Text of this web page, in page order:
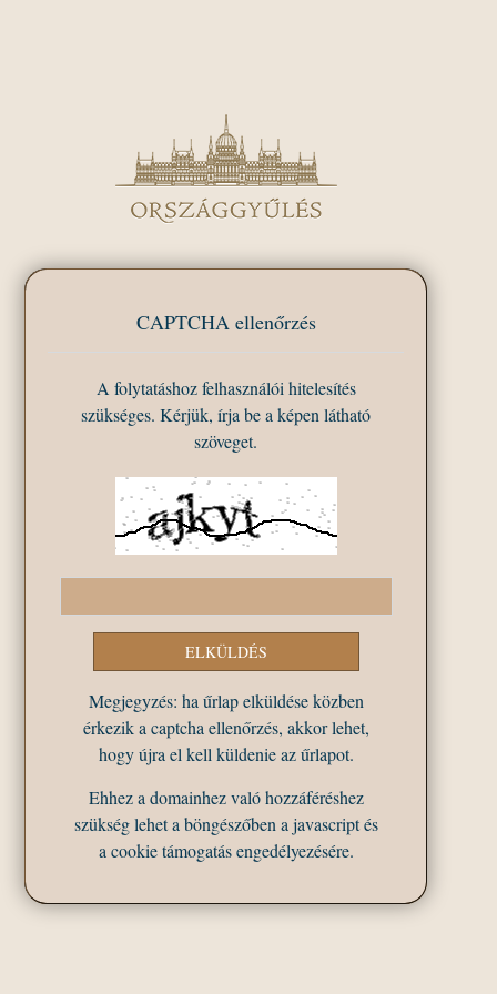
CAPTCHA ellenőrzés
A folytatáshoz felhasználói hitelesítés
szükséges. Kérjük, írja be a képen látható
szöveget.
Megjegyzés: ha űrlap elküldése közben
érkezik a captcha ellenőrzés, akkor lehet,
hogy újra el kell küldenie az űrlapot.
Ehhez a domainhez való hozzáféréshez
szükség lehet a böngészőben a javascript és
a cookie támogatás engedélyezésére.